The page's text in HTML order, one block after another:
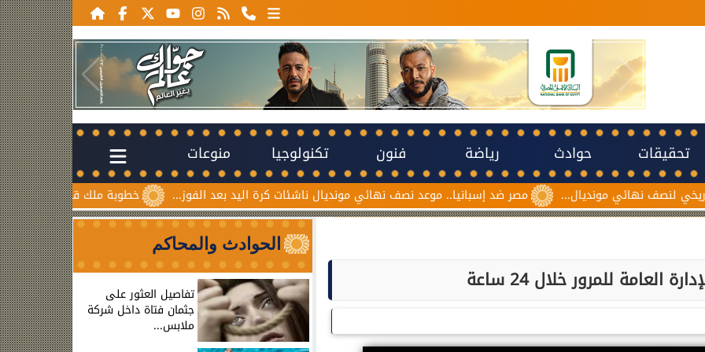
تحقيقات حوادث رياضة فنون تكنولوجيا منوعات
خطوبة ملك قورة ويوسف عثمان.. مصر ضد إسبانيا.. موعد نصف نهائي مونديال ناشئات كرة اليد بعد الفوز... نهائي مونديال...
العامة للمرور خلال 24 ساعة
الحوادث والمحاكم
تفاصيل العثور على
جثمان فتاة داخل شركة
ملابس...